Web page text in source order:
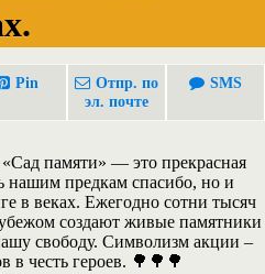
Pin
Отпр. по
эл. почте
SMS
памяти» — это прекрасная
нашим предкам спасибо, но и
в веках. Ежегодно сотни тысяч
создают живые памятники
свободу. Символизм акции –
в честь героев. 🌳🌳🌳